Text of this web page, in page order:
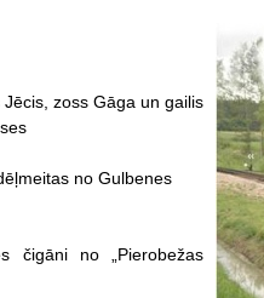
zoss Gāga un gailis
no Gulbenes
čigāni no „Pierobežas